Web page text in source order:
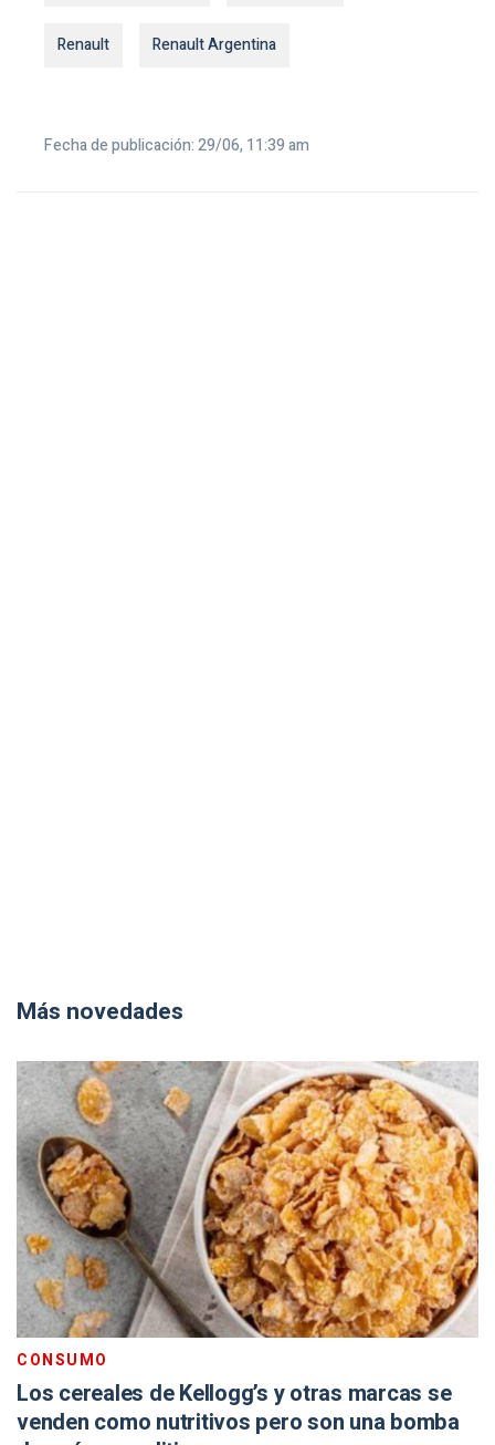
Renault Renault Argentina
Fecha de publicación: 29/06, 11:39 am
Más novedades
CONSUMO
Los cereales de Kellogg’s y otras marcas se
venden como nutritivos pero son una bomba